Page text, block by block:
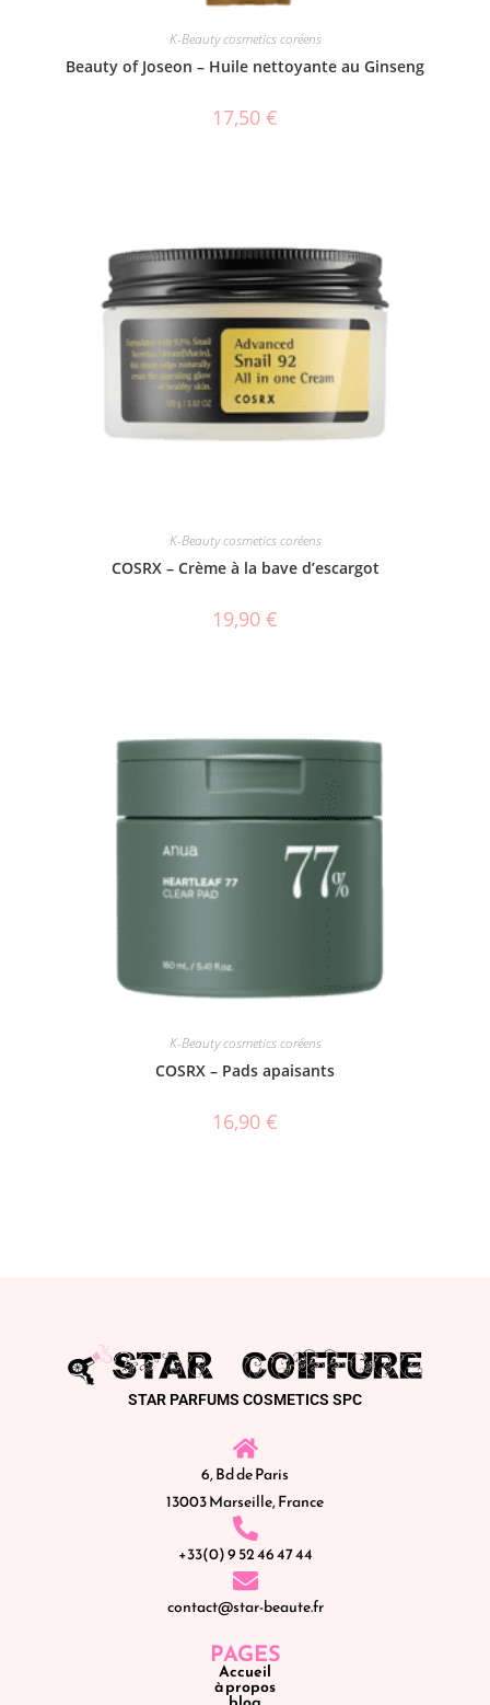
K-Beauty cosmetics coréens
Beauty of Joseon – Huile nettoyante au Ginseng
17,50 €
K-Beauty cosmetics coréens
COSRX – Crème à la bave d’escargot
19,90 €
K-Beauty cosmetics coréens
COSRX – Pads apaisants
16,90 €
STAR PARFUMS COSMETICS SPC
6, Bd de Paris
13003 Marseille, France
+33(0) 9 52 46 47 44
contact@star-beaute.fr
PAGES
Accueil
à propos